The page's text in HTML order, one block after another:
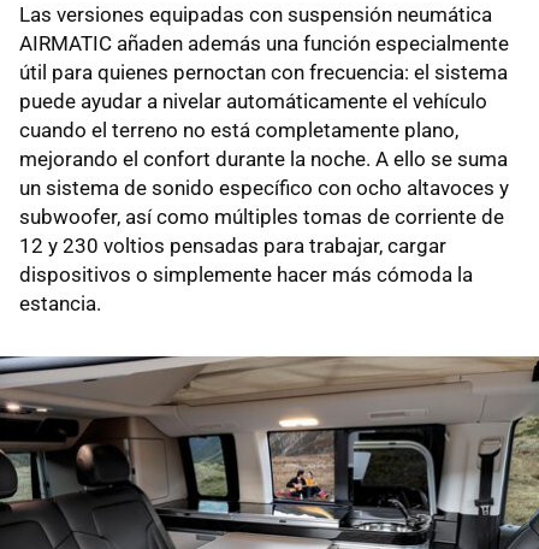
Las versiones equipadas con suspensión neumática
AIRMATIC añaden además una función especialmente
útil para quienes pernoctan con frecuencia: el sistema
puede ayudar a nivelar automáticamente el vehículo
cuando el terreno no está completamente plano,
mejorando el confort durante la noche. A ello se suma
un sistema de sonido específico con ocho altavoces y
subwoofer, así como múltiples tomas de corriente de
12 y 230 voltios pensadas para trabajar, cargar
dispositivos o simplemente hacer más cómoda la
estancia.